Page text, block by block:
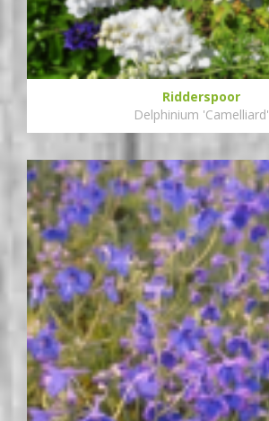
Ridderspoor
Delphinium 'Camelliard'